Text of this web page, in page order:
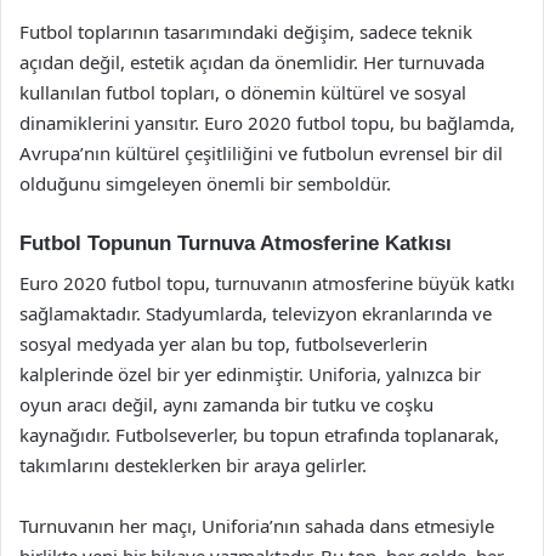
Futbol toplarının tasarımındaki değişim, sadece teknik
açıdan değil, estetik açıdan da önemlidir. Her turnuvada
kullanılan futbol topları, o dönemin kültürel ve sosyal
dinamiklerini yansıtır. Euro 2020 futbol topu, bu bağlamda,
Avrupa’nın kültürel çeşitliliğini ve futbolun evrensel bir dil
olduğunu simgeleyen önemli bir semboldür.
Futbol Topunun Turnuva Atmosferine Katkısı
Euro 2020 futbol topu, turnuvanın atmosferine büyük katkı
sağlamaktadır. Stadyumlarda, televizyon ekranlarında ve
sosyal medyada yer alan bu top, futbolseverlerin
kalplerinde özel bir yer edinmiştir. Uniforia, yalnızca bir
oyun aracı değil, aynı zamanda bir tutku ve coşku
kaynağıdır. Futbolseverler, bu topun etrafında toplanarak,
takımlarını desteklerken bir araya gelirler.
Turnuvanın her maçı, Uniforia’nın sahada dans etmesiyle